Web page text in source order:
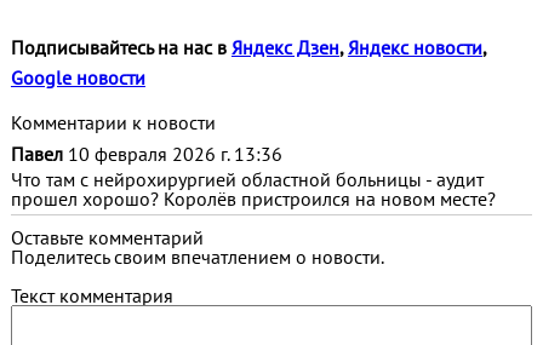
Подписывайтесь на нас в Яндекс Дзен, Яндекс новости,
Google новости
Комментарии к новости
Павел 10 февраля 2026 г. 13:36
Что там с нейрохирургией областной больницы - аудит
прошел хорошо? Королёв пристроился на новом месте?
Оставьте комментарий
Поделитесь своим впечатлением о новости.
Текст комментария